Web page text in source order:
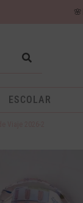
🌸
ESCOLAR